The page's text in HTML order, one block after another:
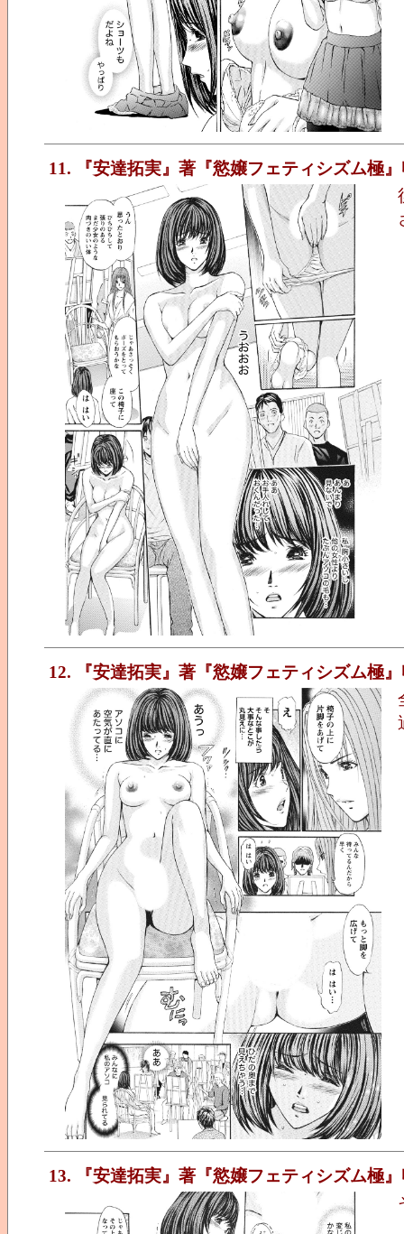
11. 『安達拓実』著『慾嬢フェティシズム極
12. 『安達拓実』著『慾嬢フェティシズム極
13. 『安達拓実』著『慾嬢フェティシズム極